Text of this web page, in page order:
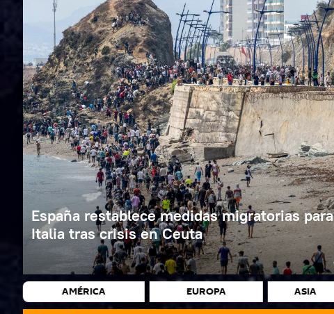
España restablece medidas migratorias para
Italia tras crisis en Ceuta
AMÉRICA EUROPA ASIA